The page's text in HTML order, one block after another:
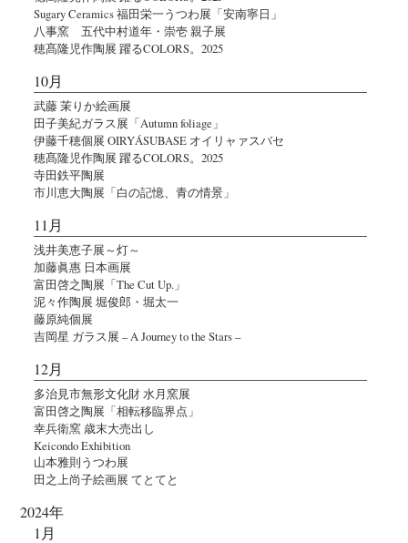
Sugary Ceramics 福田栄一うつわ展「安南寧日」
八事窯 五代中村道年・崇壱 親子展
穂髙隆児作陶展 躍るCOLORS。2025
10月
武藤 茉りか絵画展
田子美紀ガラス展「Autumn foliage」
伊藤千穂個展 OIRYÁSUBASE オイリャァスバセ
穂髙隆児作陶展 躍るCOLORS。2025
寺田鉄平陶展
市川恵大陶展「白の記憶、青の情景」
11月
浅井美恵子展～灯～
加藤眞惠 日本画展
富田啓之陶展「The Cut Up.」
泥々作陶展 堀俊郎・堀太一
藤原純個展
吉岡星 ガラス展 – A Journey to the Stars –
12月
多治見市無形文化財 水月窯展
富田啓之陶展「相転移臨界点」
幸兵衛窯 歳末大売出し
Keicondo Exhibition
山本雅則うつわ展
田之上尚子絵画展 てとてと
2024年
1月